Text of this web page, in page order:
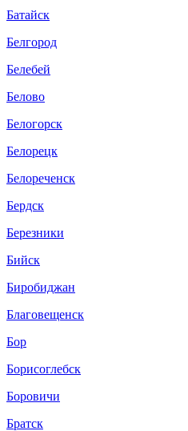
Батайск
Белгород
Белебей
Белово
Белогорск
Белорецк
Белореченск
Бердск
Березники
Бийск
Биробиджан
Благовещенск
Бор
Борисоглебск
Боровичи
Братск